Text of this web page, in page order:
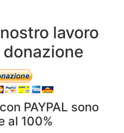
lavoro
PAYPAL sono
al 100%